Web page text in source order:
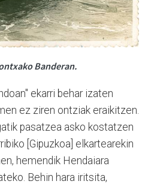
Banderan.
ekarri behar izaten
ez ziren ontziak eraikitzen.
pasatzea asko kostatzen
[Gipuzkoa] elkartearekin
hemendik Hendaiara
Behin hara iritsita,